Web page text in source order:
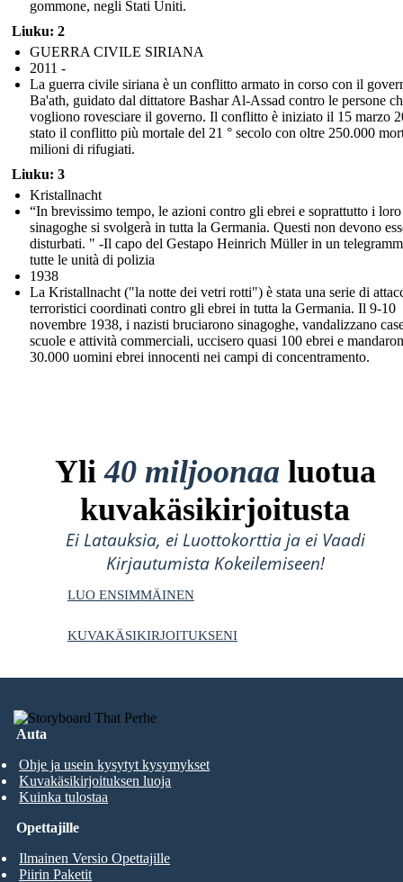
gommone, negli Stati Uniti.
Liuku: 2
GUERRA CIVILE SIRIANA
2011 -
La guerra civile siriana è un conflitto armato in corso con il
Ba'ath, guidato dal dittatore Bashar Al-Assad contro le persone
vogliono rovesciare il governo. Il conflitto è iniziato il 15 marzo
stato il conflitto più mortale del 21 ° secolo con oltre 250.000
milioni di rifugiati.
Liuku: 3
Kristallnacht
“In brevissimo tempo, le azioni contro gli ebrei e soprattutto i loro
sinagoghe si svolgerà in tutta la Germania. Questi non devono
disturbati. " -Il capo del Gestapo Heinrich Müller in un
tutte le unità di polizia
1938
La Kristallnacht ("la notte dei vetri rotti") è stata una serie di
terroristici coordinati contro gli ebrei in tutta la Germania. Il 9-10
novembre 1938, i nazisti bruciarono sinagoghe, vandalizzano
scuole e attività commerciali, uccisero quasi 100 ebrei e
30.000 uomini ebrei innocenti nei campi di concentramento.
Yli40 miljoonaa luotua
kuvakäsikirjoitusta
Ei Latauksia, ei Luottokorttia ja ei Vaadi
Kirjautumista Kokeilemiseen!
LUO ENSIMMÄINEN
KUVAKÄSIKIRJOITUKSENI
Auta
Ohje ja usein kysytyt kysymykset
Kuvakäsikirjoituksen luoja
Kuinka tulostaa
Opettajille
Ilmainen Versio Opettajille
Piirin Paketit